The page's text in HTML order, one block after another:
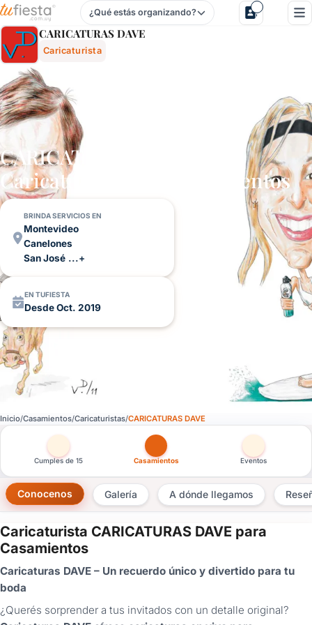
Caricaturas Dave - Caricaturista Para Fiestas Y Eventos
¿Qué estás organizando?
CARICATURAS DAVE
Caricaturista
CARICATURAS DAVE –
Caricaturista para
Casamientos
BRINDA SERVICIOS EN
Montevideo
Canelones
San José ...+
EN TUFIESTA
Desde Oct. 2019
Inicio Casamientos Caricaturistas CARICATURAS DAVE
Otras versiones de esta ficha por tipo de festejo
Cumples de 15 Casamientos Eventos
Conocenos Galería A dónde llegamos
Caricaturista CARICATURAS DAVE para
Casamientos
Caricaturas DAVE – Un recuerdo único y divertido para tu
boda
¿Querés sorprender a tus invitados con un detalle original?
×
Consultar
tenés
cuenta?